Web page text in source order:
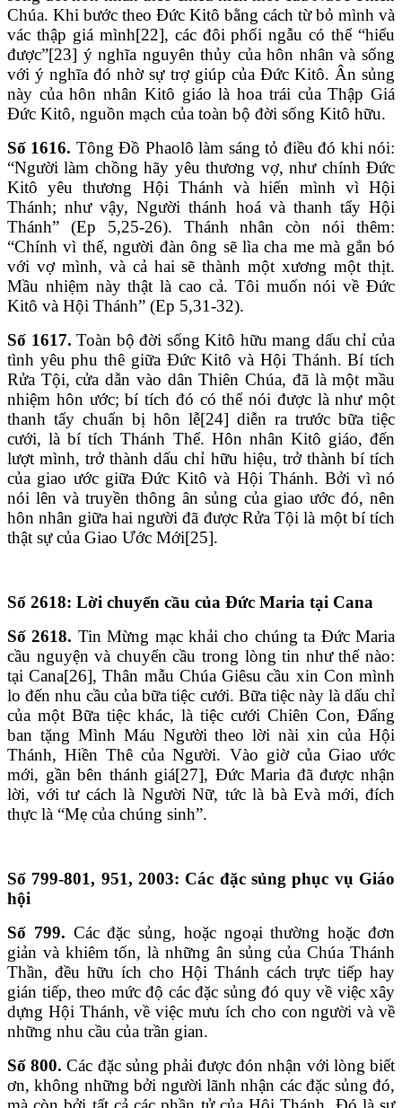
Chúa. Khi bước theo Đức Kitô bằng cách từ bỏ mình và
vác thập giá mình[22], các đôi phối ngẫu có thể “hiểu
được”[23] ý nghĩa nguyên thủy của hôn nhân và sống
với ý nghĩa đó nhờ sự trợ giúp của Đức Kitô. Ân sủng
này của hôn nhân Kitô giáo là hoa trái của Thập Giá
Đức Kitô, nguồn mạch của toàn bộ đời sống Kitô hữu.
Số 1616. Tông Đồ Phaolô làm sáng tỏ điều đó khi nói:
“Người làm chồng hãy yêu thương vợ, như chính Đức
Kitô yêu thương Hội Thánh và hiến mình vì Hội
Thánh; như vậy, Người thánh hoá và thanh tẩy Hội
Thánh” (Ep 5,25-26). Thánh nhân còn nói thêm:
“Chính vì thế, người đàn ông sẽ lìa cha me mà gắn bó
với vợ mình, và cả hai sẽ thành một xương một thịt.
Mầu nhiệm này thật là cao cả. Tôi muốn nói về Đức
Kitô và Hội Thánh” (Ep 5,31-32).
Số 1617. Toàn bộ đời sống Kitô hữu mang dấu chỉ của
tình yêu phu thê giữa Đức Kitô và Hội Thánh. Bí tích
Rửa Tội, cửa dẫn vào dân Thiên Chúa, đã là một mầu
nhiệm hôn ước; bí tích đó có thể nói được là như một
thanh tẩy chuẩn bị hôn lễ[24] diễn ra trước bữa tiệc
cưới, là bí tích Thánh Thể. Hôn nhân Kitô giáo, đến
lượt mình, trở thành dấu chỉ hữu hiệu, trở thành bí tích
của giao ước giữa Đức Kitô và Hội Thánh. Bởi vì nó
nói lên và truyền thông ân sủng của giao ước đó, nên
hôn nhân giữa hai người đã được Rửa Tội là một bí tích
thật sự của Giao Ước Mới[25].
Số 2618: Lời chuyển cầu của Đức Maria tại Cana
Số 2618. Tin Mừng mạc khải cho chúng ta Đức Maria
cầu nguyện và chuyển cầu trong lòng tin như thế nào:
tại Cana[26], Thân mẫu Chúa Giêsu cầu xin Con mình
lo đến nhu cầu của bữa tiệc cưới. Bữa tiệc này là dấu chỉ
của một Bữa tiệc khác, là tiệc cưới Chiên Con, Đấng
ban tặng Mình Máu Người theo lời nài xin của Hội
Thánh, Hiền Thê của Người. Vào giờ của Giao ước
mới, gần bên thánh giá[27], Đức Maria đã được nhận
lời, với tư cách là Người Nữ, tức là bà Evà mới, đích
thực là “Mẹ của chúng sinh”.
Số 799-801, 951, 2003: Các đặc sủng phục vụ Giáo
hội
Số 799. Các đặc sủng, hoặc ngoại thường hoặc đơn
giản và khiêm tốn, là những ân sủng của Chúa Thánh
Thần, đều hữu ích cho Hội Thánh cách trực tiếp hay
gián tiếp, theo mức độ các đặc sủng đó quy về việc xây
dựng Hội Thánh, về việc mưu ích cho con người và về
những nhu cầu của trần gian.
Số 800. Các đặc sủng phải được đón nhận với lòng biết
ơn, không những bởi người lãnh nhận các đặc sủng đó,